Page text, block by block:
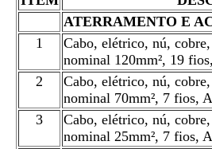
ATERRAMENTO E
1
Cabo, elétrico, nú,
nominal 120mm², 19
2
Cabo, elétrico, nú,
nominal 70mm², 7 fios,
3
Cabo, elétrico, nú,
nominal 25mm², 7 fios,